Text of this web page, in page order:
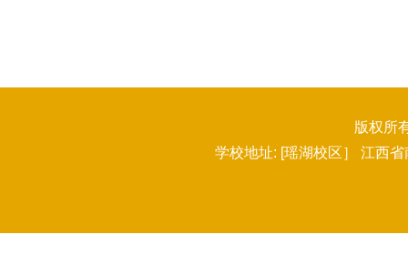
版权所
学校地址: [瑶湖校区］ 江西